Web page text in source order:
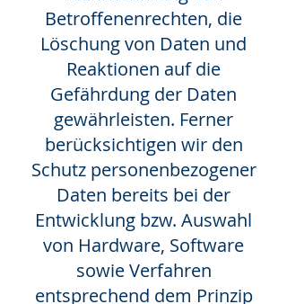
Betroffenenrechten, die
Löschung von Daten und
Reaktionen auf die
Gefährdung der Daten
gewährleisten. Ferner
berücksichtigen wir den
Schutz personenbezogener
Daten bereits bei der
Entwicklung bzw. Auswahl
von Hardware, Software
sowie Verfahren
entsprechend dem Prinzip